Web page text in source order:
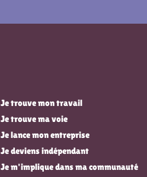
Je trouve mon travail
Je trouve ma voie
Je lance mon entreprise
Je deviens indépendant
Je m'implique dans ma communauté